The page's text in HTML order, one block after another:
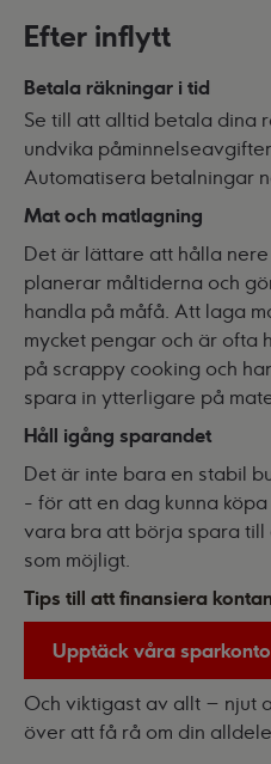
Efter inflytt
Betala räkningar i tid
Se till att alltid betala dina
undvika
Automatisera betalningar
Mat och matlagning
Det är lättare att hålla
planerar måltiderna och
handla på måfå. Att laga
mycket pengar och är ofta
på scrappy cooking och
spara in ytterligare på
Håll igång sparandet
Det är inte bara en stabil
- för att en dag kunna
vara bra att börja spara till
som möjligt.
Tips till att finansiera
Upptäck våra
Och viktigast av allt – njut
över att få rå om din